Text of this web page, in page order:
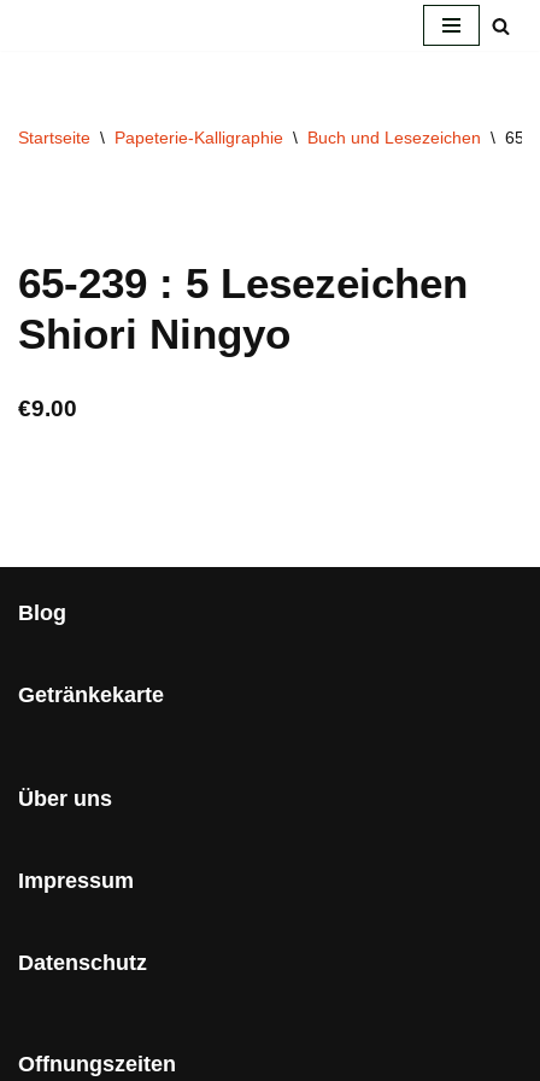
Startseite \ Papeterie-Kalligraphie \ Buch und Lesezeichen \ 65-
65-239 : 5 Lesezeichen
Shiori Ningyo
€9.00
Blog
Getränkekarte
Über uns
Impressum
Datenschutz
Offnungszeiten